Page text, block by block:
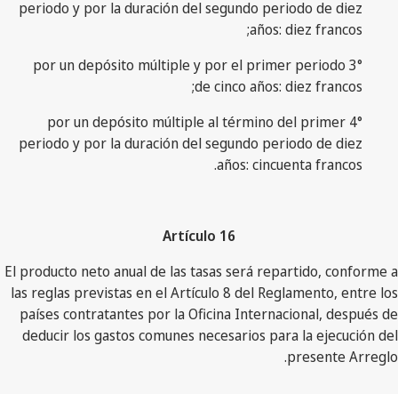
periodo y por la duración del segundo periodo de diez
años: diez francos;
3° por un depósito múltiple y por el primer periodo
de cinco años: diez francos;
4° por un depósito múltiple al término del primer
periodo y por la duración del segundo periodo de diez
años: cincuenta francos.
Artículo 16
El producto neto anual de las tasas será repartido, conforme a
las reglas previstas en el Artículo 8 del Reglamento, entre los
países contratantes por la Oficina Internacional, después de
deducir los gastos comunes necesarios para la ejecución del
presente Arreglo.